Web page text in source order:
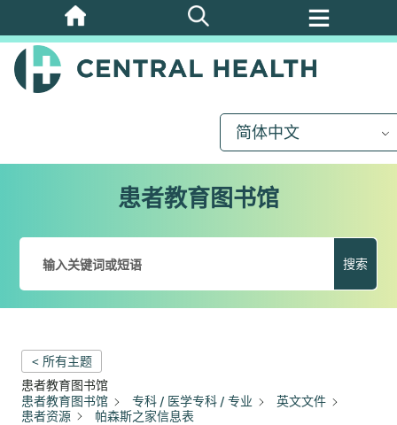
跳
至
主
简体中文
患者教育图书馆
搜索
< 所有主题
患者教育图书馆
患者教育图书馆
专科 / 医学专科 / 专业
英文文件
患者资源
帕森斯之家信息表